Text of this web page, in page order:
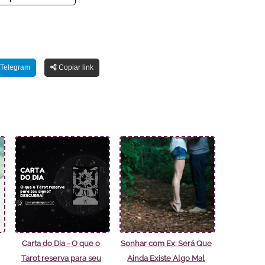
Copiar link
Carta do Dia - O que o
Tarot reserva para seu
Sonhar com Ex: Será Que
Ainda Existe Algo Mal